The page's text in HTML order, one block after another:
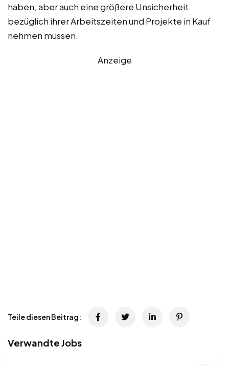
haben, aber auch eine größere Unsicherheit
bezüglich ihrer Arbeitszeiten und Projekte in Kauf
nehmen müssen.
Anzeige
Teile diesen Beitrag:
Verwandte Jobs